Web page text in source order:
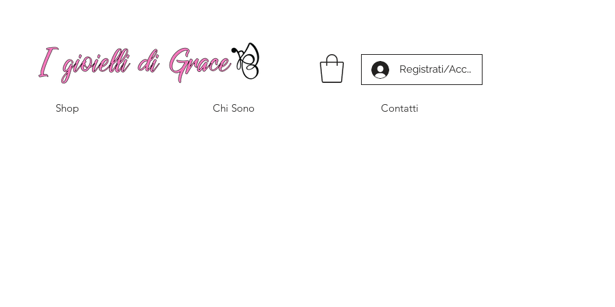
Registrati/Accedi
Shop Chi Sono Contatti